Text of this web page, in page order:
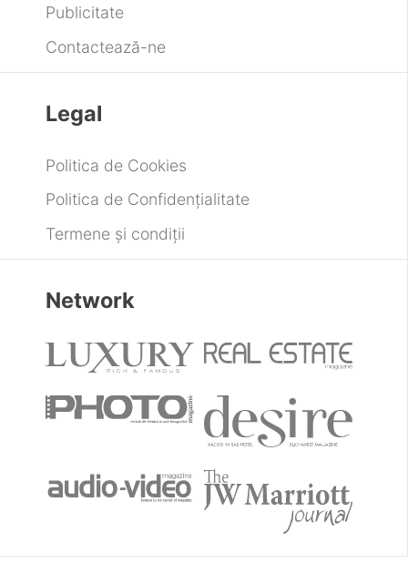
Publicitate
Contactează-ne
Legal
Politica de Cookies
Politica de Confidențialitate
Termene și condiții
Network